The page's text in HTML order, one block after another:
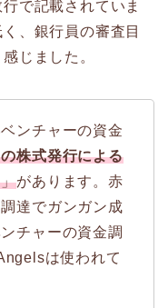
で記載されていま
、銀行員の審査目
じました。
ンチャーの資金
株式発行による
」があります。赤
達でガンガン成
チャーの資金調
は使われて